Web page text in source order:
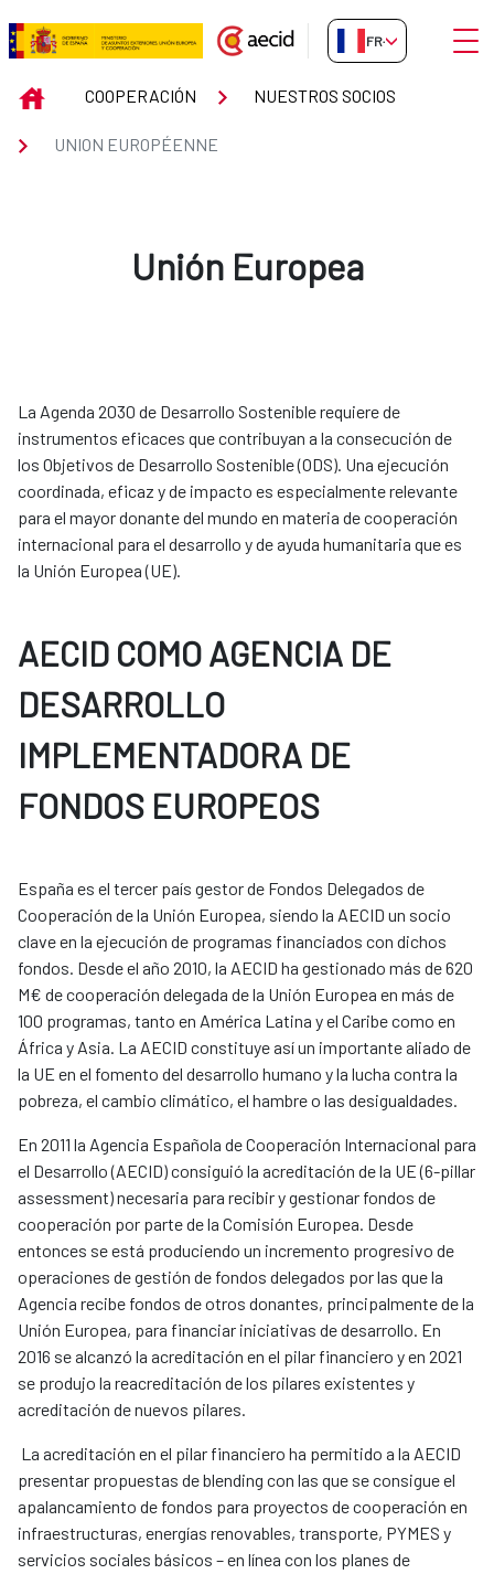
Saut au contenu principal
UNION EUROPÉENNE
FR-FR
INICIOCOOPERACIÓN NUESTROS SOCIOS
UNION EUROPÉENNE
Unión Europea
La Agenda 2030 de Desarrollo Sostenible requiere de
instrumentos eficaces que contribuyan a la consecución de
los Objetivos de Desarrollo Sostenible (ODS). Una ejecución
coordinada, eficaz y de impacto es especialmente relevante
para el mayor donante del mundo en materia de cooperación
internacional para el desarrollo y de ayuda humanitaria que es
la Unión Europea (UE).
AECID COMO AGENCIA DE
DESARROLLO
IMPLEMENTADORA DE
FONDOS EUROPEOS
España es el tercer país gestor de Fondos Delegados de
Cooperación de la Unión Europea, siendo la AECID un socio
clave en la ejecución de programas financiados con dichos
fondos. Desde el año 2010, la AECID ha gestionado más de 620
M€ de cooperación delegada de la Unión Europea en más de
100 programas, tanto en América Latina y el Caribe como en
África y Asia. La AECID constituye así un importante aliado de
la UE en el fomento del desarrollo humano y la lucha contra la
pobreza, el cambio climático, el hambre o las desigualdades.
En 2011 la Agencia Española de Cooperación Internacional para
el Desarrollo (AECID) consiguió la acreditación de la UE (6-pillar
assessment) necesaria para recibir y gestionar fondos de
cooperación por parte de la Comisión Europea. Desde
entonces se está produciendo un incremento progresivo de
operaciones de gestión de fondos delegados por las que la
Agencia recibe fondos de otros donantes, principalmente de la
Unión Europea, para financiar iniciativas de desarrollo. En
2016 se alcanzó la acreditación en el pilar financiero y en 2021
se produjo la reacreditación de los pilares existentes y
acreditación de nuevos pilares.
La acreditación en el pilar financiero ha permitido a la AECID
presentar propuestas de blending con las que se consigue el
apalancamiento de fondos para proyectos de cooperación en
infraestructuras, energías renovables, transporte, PYMES y
servicios sociales básicos – en línea con los planes de